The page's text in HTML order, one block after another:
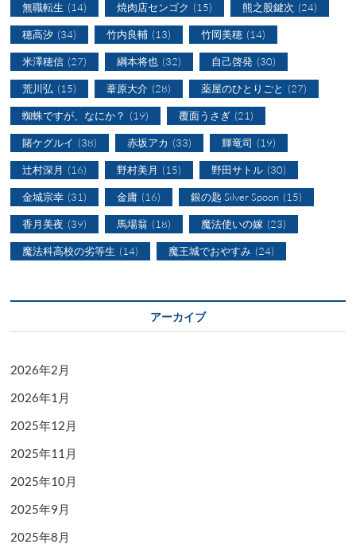
無職転生 (14) 焼肉店センゴク (15) 熊之股鍵次 (24)
穂高汐 (34) 竹内良輔 (13) 竹岡美穂 (14)
米澤穂信 (27) 綱本将也 (32) 自己啓発 (30)
荒川弘 (15) 葦原大介 (28) 薬屋のひとりごと (27)
蜘蛛ですが、なにか？ (19) 覆面うさぎ (21)
賭ケグルイ (38) 赤坂アカ (33) 輝竜司 (19)
辻村深月 (16) 野村美月 (15) 野田サトル (30)
金城宗幸 (31) 金庸 (16) 銀の匙 Silver Spoon (15)
香月美夜 (39) 馬場翁 (18) 魔法使いの嫁 (23)
魔法科高校の劣等生 (14) 魔王城でおやすみ (24)
アーカイブ
2026年2月
2026年1月
2025年12月
2025年11月
2025年10月
2025年9月
2025年8月